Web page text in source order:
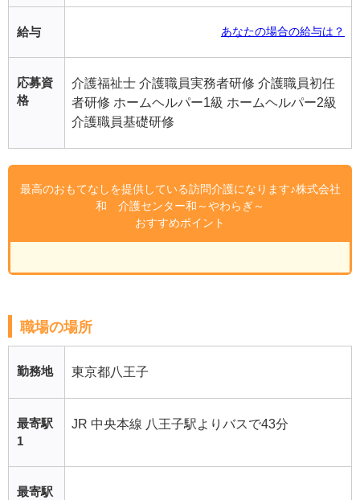
給与 あなたの場合の給与は？
応募資
格
介護福祉士 介護職員実務者研修 介護職員初任
者研修 ホームヘルパー1級 ホームヘルパー2級
介護職員基礎研修
最高のおもてなしを提供している訪問介護になります♪株式会社
和 介護センター和～やわらぎ～
おすすめポイント
職場の場所
勤務地 東京都八王子
最寄駅
1
JR 中央本線 八王子駅よりバスで43分
最寄駅